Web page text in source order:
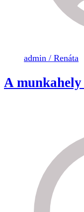
admin / Renáta
A munkahely